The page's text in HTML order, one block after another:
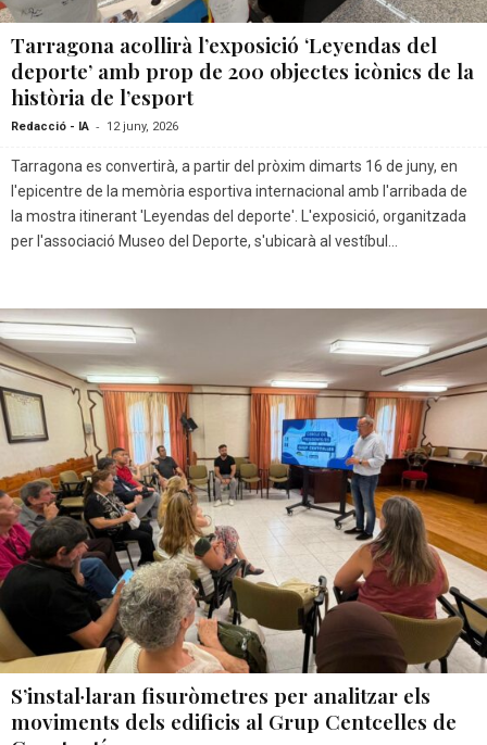
Tarragona acollirà l’exposició ‘Leyendas del
deporte’ amb prop de 200 objectes icònics de la
història de l’esport
Redacció - IA - 12 juny, 2026
Tarragona es convertirà, a partir del pròxim dimarts 16 de juny, en
l'epicentre de la memòria esportiva internacional amb l'arribada de
la mostra itinerant 'Leyendas del deporte'. L'exposició, organitzada
per l'associació Museo del Deporte, s'ubicarà al vestíbul...
S’instal·laran fisuròmetres per analitzar els
moviments dels edificis al Grup Centcelles de